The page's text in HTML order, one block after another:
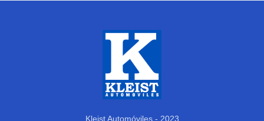
Kleist Automóviles - 2023